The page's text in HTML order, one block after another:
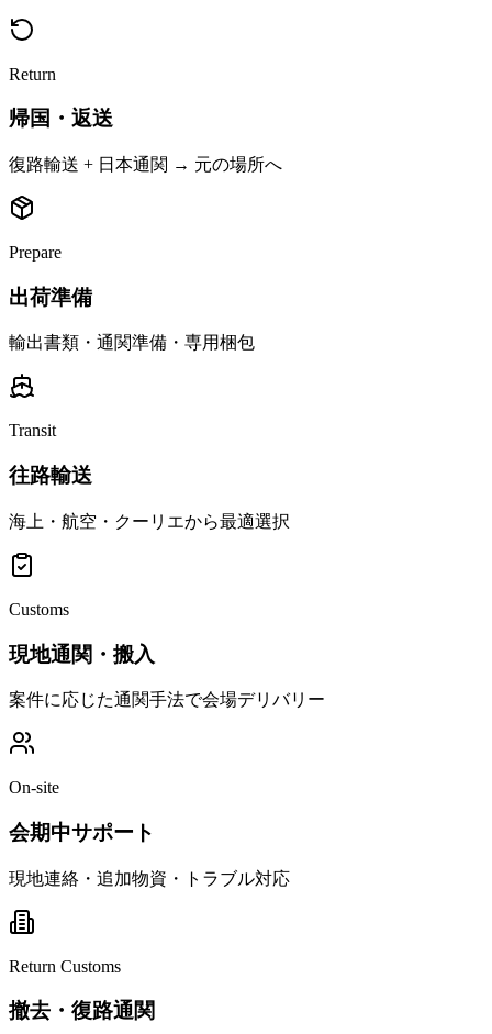
Return
帰国・返送
復路輸送 + 日本通関 → 元の場所へ
Prepare
出荷準備
輸出書類・通関準備・専用梱包
Transit
往路輸送
海上・航空・クーリエから最適選択
Customs
現地通関・搬入
案件に応じた通関手法で会場デリバリー
On-site
会期中サポート
現地連絡・追加物資・トラブル対応
Return Customs
撤去・復路通関